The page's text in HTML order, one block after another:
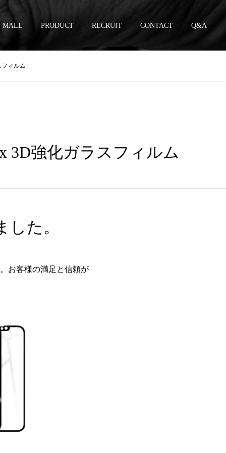
MALL PRODUCT RECRUIT CONTACT Q&A
フィルム
3D強化ガラスフィルム
た。
お客様の満足と信頼が